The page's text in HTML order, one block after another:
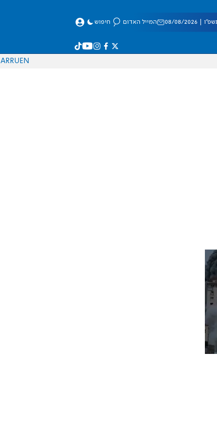
08/2026 המייל האדום חיפוש
EN
RU
AR